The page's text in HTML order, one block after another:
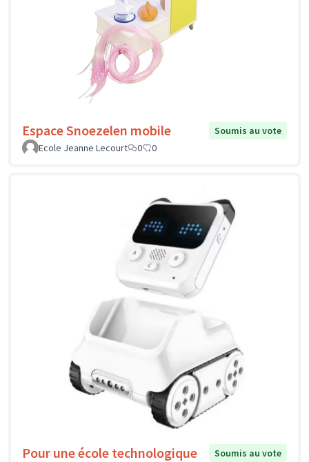
Espace Snoezelen mobile
Soumis au vote
Ecole Jeanne Lecourt
0 0
Pour une école technologique
Soumis au vote